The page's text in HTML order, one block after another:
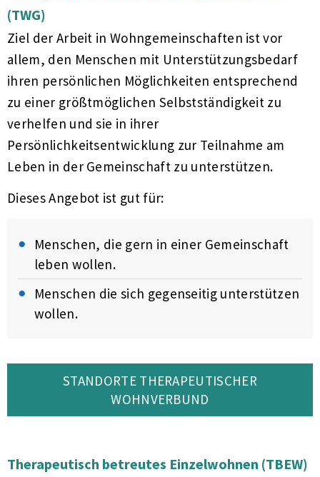
(TWG)
Ziel der Arbeit in Wohngemeinschaften ist vor
allem, den Menschen mit Unterstützungsbedarf
ihren persönlichen Möglichkeiten entsprechend
zu einer größtmöglichen Selbstständigkeit zu
verhelfen und sie in ihrer
Persönlichkeitsentwicklung zur Teilnahme am
Leben in der Gemeinschaft zu unterstützen.
Dieses Angebot ist gut für:
Menschen, die gern in einer Gemeinschaft
leben wollen.
Menschen die sich gegenseitig unterstützen
wollen.
STANDORTE THERAPEUTISCHER
WOHNVERBUND
Therapeutisch betreutes Einzelwohnen (TBEW)